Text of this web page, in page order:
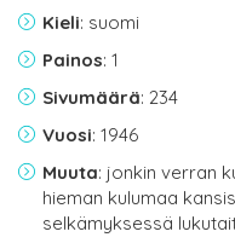
Kieli: suomi
Painos: 1
Sivumäärä: 234
Vuosi: 1946
Muuta: jonkin verran
hieman kulumaa
selkämyksessä